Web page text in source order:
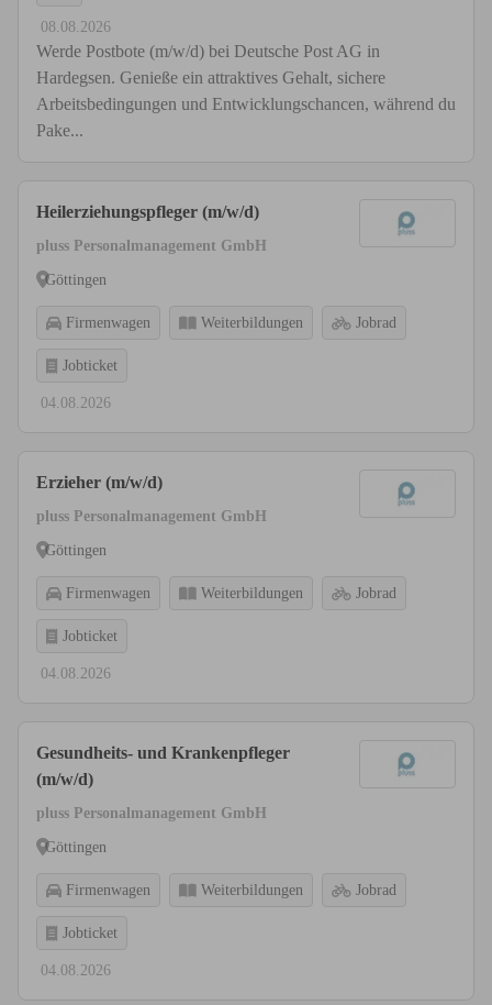
08.08.2026
Werde Postbote (m/w/d) bei Deutsche Post AG in
Hardegsen. Genieße ein attraktives Gehalt, sichere
Arbeitsbedingungen und Entwicklungschancen, während du
Pake...
Heilerziehungspfleger (m/w/d)
pluss Personalmanagement GmbH
Göttingen
Firmenwagen Weiterbildungen Jobrad
Jobticket
04.08.2026
Erzieher (m/w/d)
pluss Personalmanagement GmbH
Göttingen
Firmenwagen Weiterbildungen Jobrad
Jobticket
04.08.2026
Gesundheits- und Krankenpfleger
(m/w/d)
pluss Personalmanagement GmbH
Göttingen
Firmenwagen Weiterbildungen Jobrad
Jobticket
04.08.2026